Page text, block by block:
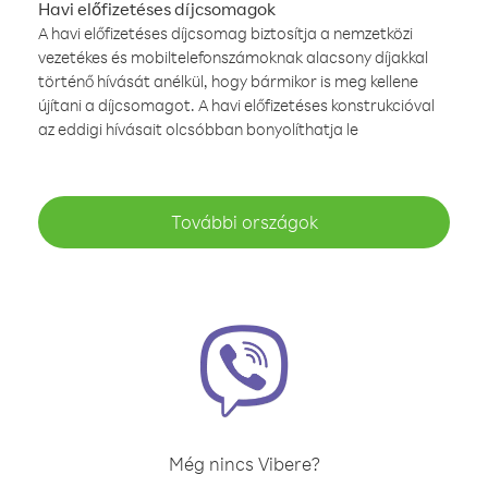
Havi előfizetéses díjcsomagok
A havi előfizetéses díjcsomag biztosítja a nemzetközi
vezetékes és mobiltelefonszámoknak alacsony díjakkal
történő hívását anélkül, hogy bármikor is meg kellene
újítani a díjcsomagot. A havi előfizetéses konstrukcióval
az eddigi hívásait olcsóbban bonyolíthatja le
További országok
Még nincs Vibere?